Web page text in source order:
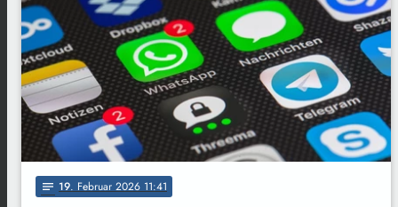
notes 19. Februar 2026 11:41